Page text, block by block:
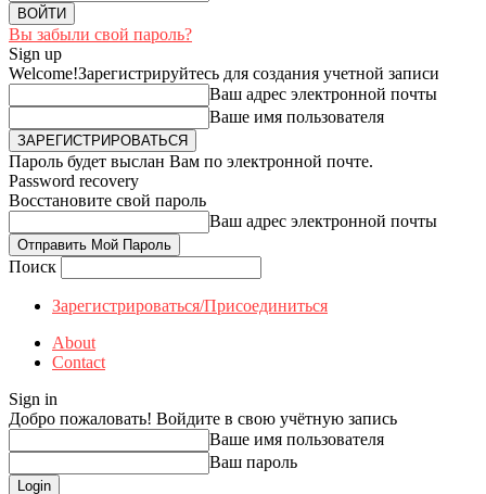
Вы забыли свой пароль?
Sign up
Welcome!Зарегистрируйтесь для создания учетной записи
Ваш адрес электронной почты
Ваше имя пользователя
Пароль будет выслан Вам по электронной почте.
Password recovery
Восстановите свой пароль
Ваш адрес электронной почты
Поиск
Зарегистрироваться/Присоединиться
About
Contact
Sign in
Добро пожаловать! Войдите в свою учётную запись
Ваше имя пользователя
Ваш пароль